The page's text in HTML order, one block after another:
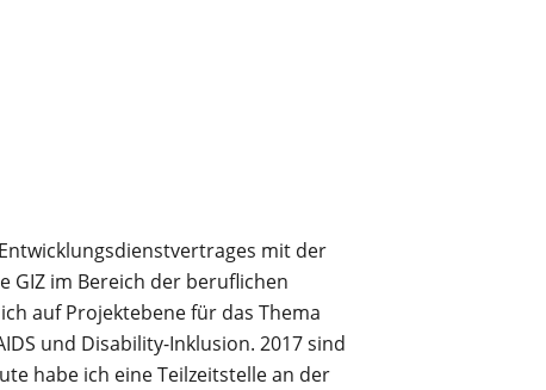
mit der
GIZ im Bereich der beruflichen
auf Projektebene für das Thema
und Disability-Inklusion. 2017 sind
habe ich eine Teilzeitstelle an der